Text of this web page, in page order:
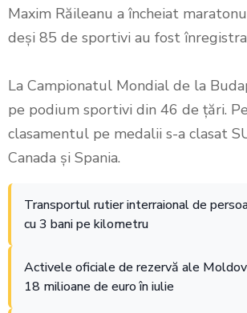
Maxim Răileanu a încheiat
deși 85 de sportivi au fost
La Campionatul Mondial de la
pe podium sportivi din 46 de țări.
clasamentul pe medalii s-a clasat
Canada și Spania.
Transportul rutier interraional de
cu 3 bani pe kilometru
Activele oficiale de rezervă ale
18 milioane de euro în iulie